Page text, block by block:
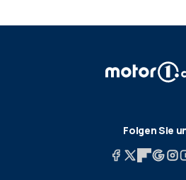
Folgen Sie